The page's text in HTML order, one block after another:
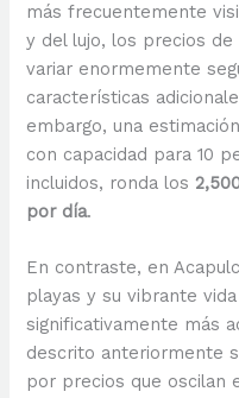
más frecuentemente
y del lujo, los precios
variar enormemente
características
embargo, una
con capacidad para 10
incluidos, ronda los
por día.
En contraste, en
playas y su vibrante
significativamente más
descrito anteriormente
por precios que oscilan